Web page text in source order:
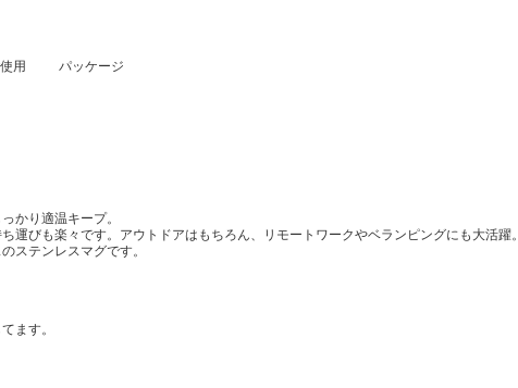
用
パッケージ
かり適温キープ。
運びも楽々です。アウトドアはもちろん、リモートワークやベランピングにも大活躍。
ステンレスマグです。
ます。